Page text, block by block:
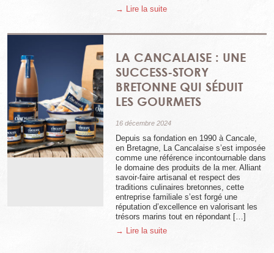
→ Lire la suite
LA CANCALAISE : UNE
SUCCESS-STORY
BRETONNE QUI SÉDUIT
LES GOURMETS
16 décembre 2024
Depuis sa fondation en 1990 à Cancale,
en Bretagne, La Cancalaise s’est imposée
comme une référence incontournable dans
le domaine des produits de la mer. Alliant
savoir-faire artisanal et respect des
traditions culinaires bretonnes, cette
entreprise familiale s’est forgé une
réputation d’excellence en valorisant les
trésors marins tout en répondant […]
→ Lire la suite